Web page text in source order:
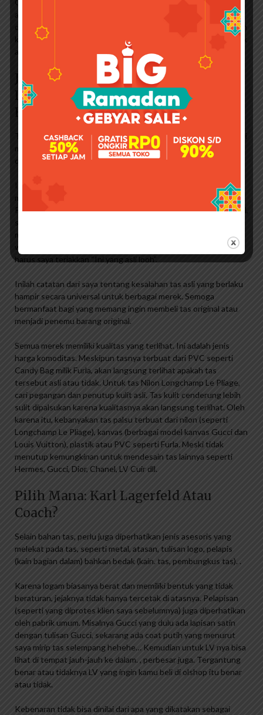
Google saja nomor seri pada simbol branding. Jika cocok berarti
asli. Eh, mereka masih bersikeras bahwa angka-angka itu bisa
dipalsukan. Terakhir saya tulis, kalau masih kurang yakin silahkan
ke tempat parkir terdekat agar tasnya didrop oleh penjual untuk
autentikasi.
Jual Handnag Clutch Coach Men
Double Zipper Wallet Ori Signature
Embos Tas
Ternyata, ia mengaku temannya di arisan menuduh KW membeli
manganya di Mangga Dua karena tidak memiliki tanda tangan di
dalam mobil. Aku terlalu gugup, jadi aku mengeluh. Eeeem…
membuat nama merek untuk pendidikan pembeli dan pengecer.
Pernah ketika saya di Jeddah saya membawa kotak kardus mobil,
saya juga mengirimkan tautan kepada teman-teman saya yang
menunjukkan perbedaan antara mobil asli dan replika. Jadi
walaupun sedang belanja, mereka bisa membedakan diri tanpa
harus saya teriakkan “Ini yang asli looh”.
Inilah catatan dari saya tentang kesalahan tas asli yang berlaku
hampir secara universal untuk berbagai merek. Semoga
bermanfaat bagi yang memang ingin membeli tas original atau
menjadi penemu barang original.
Semua merek memiliki kualitas yang terlihat. Ini adalah jenis
harga komoditas. Meskipun tasnya terbuat dari PVC seperti
Candy Bag milik Furla, akan langsung terlihat apakah tas
tersebut asli atau tidak. Untuk tas Nilon Longchamp Le Pliage,
cari pegangan dan penutup kulit asli. Tas kulit cenderung lebih
sulit dipalsukan karena kualitasnya akan langsung terlihat. Oleh
karena itu, kebanyakan tas palsu terbuat dari nilon (seperti
Longchamp Le Pliage), kanvas (berbagai model kanvas Gucci dan
Louis Vuitton), plastik atau PVC seperti Furla. Meski tidak
menutup kemungkinan untuk mendesain tas lainnya seperti
Hermes, Gucci, Dior, Chanel, LV Cuir dll.
Pilih Mana: Karl Lagerfeld Atau
Coach?
Selain bahan tas, perlu juga diperhatikan jenis asesoris yang
melekat pada tas, seperti metal, atasan, tulisan logo, pelapis
(kain bagian dalam) bahkan bedak (kain. tas, pembungkus tas). .
Karena logam biasanya berat dan memiliki bentuk yang tidak
beraturan, jejaknya tidak hanya tercetak di atasnya. Pelapisan
(seperti yang diprotes klien saya sebelumnya) juga diperhatikan
oleh pabrik umum. Misalnya Gucci yang dulu ada lapisan satin
dengan tulisan Gucci, sekarang ada coat putih yang menurut
saya mirip tas selempang hehehe… Kemudian untuk LV nya bisa
lihat di tempat jauh-jauh ke dalam. , perbesar juga. Tergantung
benar atau tidaknya LV yang ingin kamu beli di olshop itu benar
atau tidak.
Kebenaran tidak bisa dinilai dari apa yang dikatakan sebagai